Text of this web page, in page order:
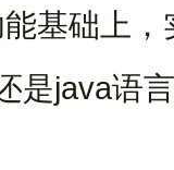
基础上，
是java语